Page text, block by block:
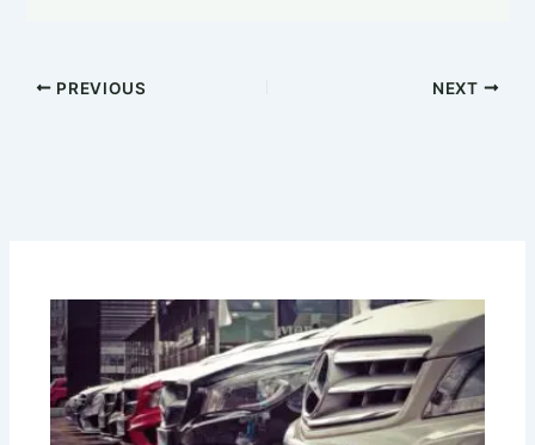
PREVIOUS NEXT